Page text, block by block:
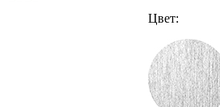
Цвет: